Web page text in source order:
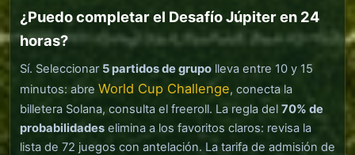
¿Puedo completar el Desafío Júpiter en 24
horas?
Sí. Seleccionar 5 partidos de grupo lleva entre 10 y 15
minutos: abre World Cup Challenge, conecta la
billetera Solana, consulta el freeroll. La regla del 70% de
probabilidades elimina a los favoritos claros: revisa la
lista de 72 juegos con antelación. La tarifa de admisión de